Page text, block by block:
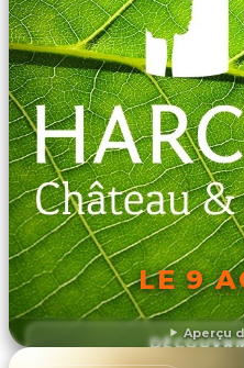
Aperçu
LE 9